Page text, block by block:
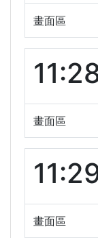
畫面區
畫面區
畫面區